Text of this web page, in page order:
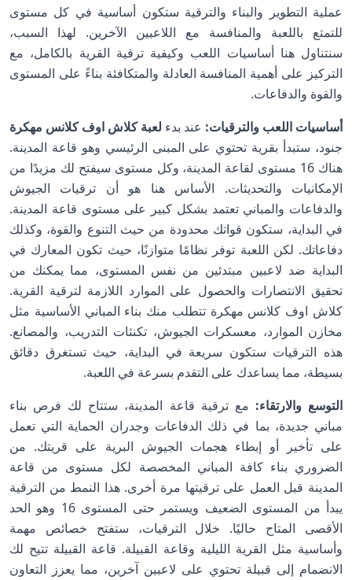
عملية التطوير والبناء والترقية ستكون أساسية في كل مستوى
للتمتع باللعبة والمنافسة مع اللاعبين الآخرين. لهذا السبب،
سنتناول هنا أساسيات اللعب وكيفية ترقية القرية بالكامل، مع
التركيز على أهمية المنافسة العادلة والمتكافئة بناءً على المستوى
والقوة والدفاعات.
أساسيات اللعب والترقيات: عند بدء لعبة كلاش اوف كلانس مهكرة
جنود، ستبدأ بقرية تحتوي على المبنى الرئيسي وهو قاعة المدينة.
هناك 16 مستوى لقاعة المدينة، وكل مستوى سيفتح لك مزيدًا من
الإمكانيات والتحديثات. الأساس هنا هو أن ترقيات الجيوش
والدفاعات والمباني تعتمد بشكل كبير على مستوى قاعة المدينة.
في البداية، ستكون قواتك محدودة من حيث التنوع والقوة، وكذلك
دفاعاتك. لكن اللعبة توفر نظامًا متوازنًا، حيث تكون المعارك في
البداية ضد لاعبين مبتدئين من نفس المستوى، مما يمكنك من
تحقيق الانتصارات والحصول على الموارد اللازمة لترقية القرية.
كلاش اوف كلانس مهكرة تتطلب منك بناء المباني الأساسية مثل
مخازن الموارد، معسكرات الجيوش، تكنثات التدريب، والمصانع.
هذه الترقيات ستكون سريعة في البداية، حيث تستغرق دقائق
بسيطة، مما يساعدك على التقدم بسرعة في اللعبة.
التوسع والارتقاء: مع ترقية قاعة المدينة، ستتاح لك فرص بناء
مباني جديدة، بما في ذلك الدفاعات وجدران الحماية التي تعمل
على تأخير أو إبطاء هجمات الجيوش البرية على قريتك. من
الضروري بناء كافة المباني المخصصة لكل مستوى من قاعة
المدينة قبل العمل على ترقيتها مرة أخرى. هذا النمط من الترقية
يبدأ من المستوى الضعيف ويستمر حتى المستوى 16 وهو الحد
الأقصى المتاح حاليًا. خلال الترقيات، ستفتح خصائص مهمة
وأساسية مثل القرية الليلية وقاعة القبيلة. قاعة القبيلة تتيح لك
الانضمام إلى قبيلة تحتوي على لاعبين آخرين، مما يعزز التعاون